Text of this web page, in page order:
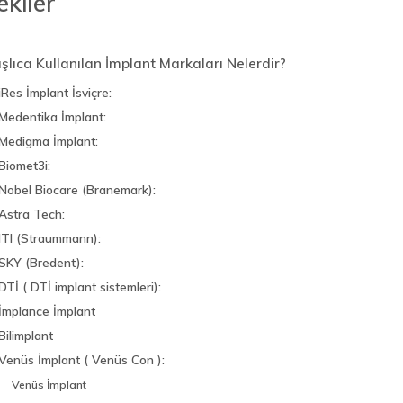
Kullanılan İmplant Markaları Nelerdir?
İmplant İsviçre:
İmplant:
İmplant:
Biocare (Branemark):
Tech:
(Straummann):
(Bredent):
( DTİ implant sistemleri):
İmplant
İmplant ( Venüs Con ):
Venüs İmplant